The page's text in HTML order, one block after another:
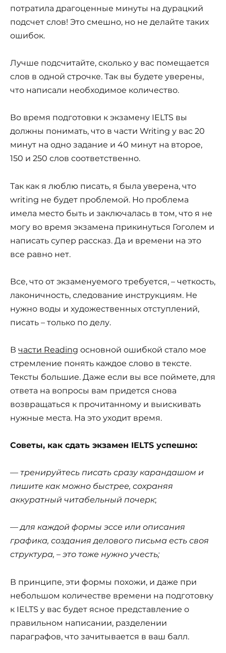
потратила драгоценные минуты на дурацкий
подсчет слов! Это смешно, но не делайте таких
ошибок.
Лучше подсчитайте, сколько у вас помещается
слов в одной строчке. Так вы будете уверены,
что написали необходимое количество.
Во время подготовки к экзамену IELTS вы
должны понимать, что в части Writing у вас 20
минут на одно задание и 40 минут на второе,
150 и 250 слов соответственно.
Так как я люблю писать, я была уверена, что
writing не будет проблемой. Но проблема
имела место быть и заключалась в том, что я не
могу во время экзамена прикинуться Гоголем и
написать супер рассказ. Да и времени на это
все равно нет.
Все, что от экзаменуемого требуется, – четкость,
лаконичность, следование инструкциям. Не
нужно воды и художественных отступлений,
писать – только по делу.
В части Reading основной ошибкой стало мое
стремление понять каждое слово в тексте.
Тексты большие. Даже если вы все поймете, для
ответа на вопросы вам придется снова
возвращаться к прочитанному и выискивать
нужные места. На это уходит время.
Советы, как сдать экзамен IELTS успешно:
— тренируйтесь писать сразу карандашом и
пишите как можно быстрее, сохраняя
аккуратный читабельный почерк;
—для каждой формы эссе или описания
графика, создания делового письма есть своя
структура, – это тоже нужно учесть;
В принципе, эти формы похожи, и даже при
небольшом количестве времени на подготовку
к IELTS у вас будет ясное представление о
правильном написании, разделении
параграфов, что зачитывается в ваш балл.